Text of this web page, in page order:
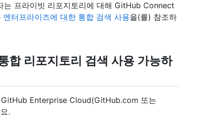
프라이빗 리포지토리에 대해 GitHub Connect
엔터프라이즈에 대한 통합 검색 사용을(를) 참조하
리포지토리 검색 사용 가능하
GitHub Enterprise Cloud(GitHub.com 또는
.